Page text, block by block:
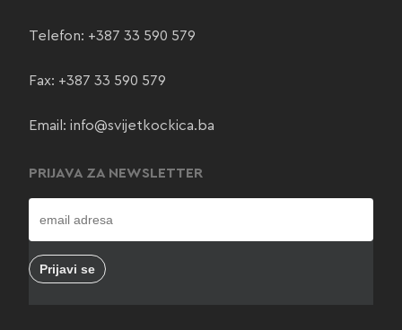
Telefon: +387 33 590 579
Fax: +387 33 590 579
Email: info@svijetkockica.ba
PRIJAVA ZA NEWSLETTER